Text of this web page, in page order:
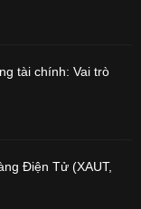
tài chính: Vai trò
Điện Tử (XAUT,